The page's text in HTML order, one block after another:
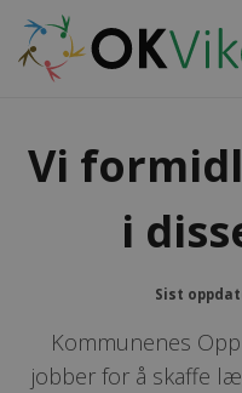
Vi
i
Sist
Kommunenes
jobber for å skaffe